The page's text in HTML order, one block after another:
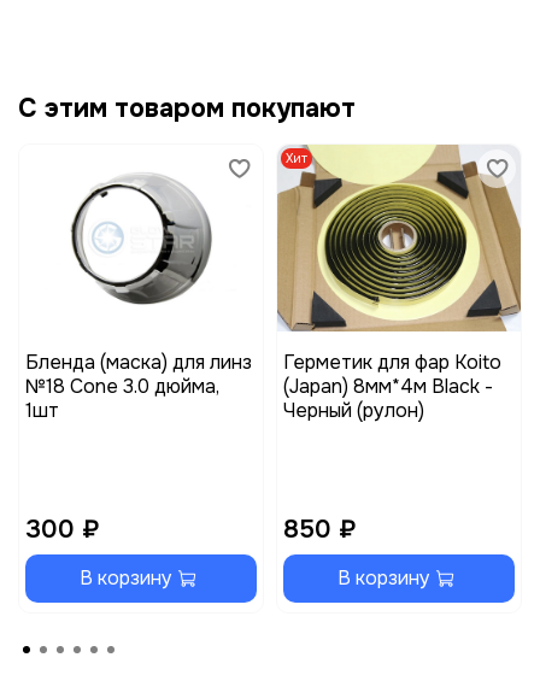
С этим товаром покупают
Бленда (маска) для линз
№18 Cone 3.0 дюйма,
1шт
300 ₽
В корзину
Хит
Герметик для фар Koito
(Japan) 8мм*4м Black -
Черный (рулон)
850 ₽
В корзину